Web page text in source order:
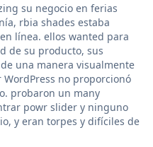
su negocio en ferias
rbia shades estaba
línea. ellos wanted para
de su producto, sus
una manera visualmente
no proporcionó
probaron un many
powr slider y ninguno
y eran torpes y difíciles de